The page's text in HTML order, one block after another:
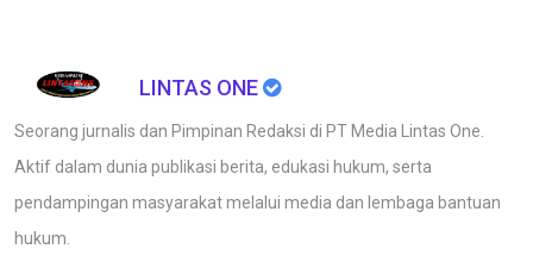
LINTAS ONE
Seorang jurnalis dan Pimpinan Redaksi di PT Media Lintas One.
Aktif dalam dunia publikasi berita, edukasi hukum, serta
pendampingan masyarakat melalui media dan lembaga bantuan
hukum.